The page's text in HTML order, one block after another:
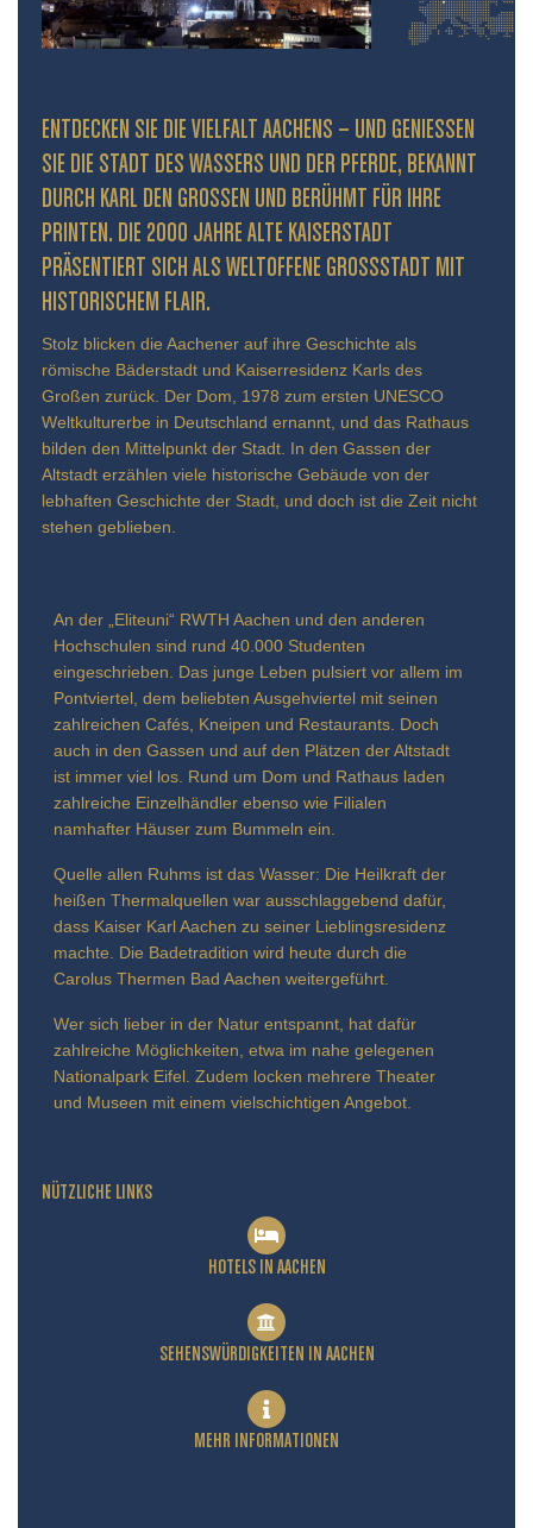
ENTDECKEN SIE DIE VIELFALT AACHENS – UND GENIESSEN S
IE DIE STADT DES WASSERS UND DER PFERDE, BEKANNT D
URCH KARL DEN GROSSEN UND BERÜHMT FÜR IHRE PR
INTEN. DIE 2000 JAHRE ALTE KAISERSTADT PR
ÄSENTIERT SICH ALS WELTOFFENE GROSSSTADT MIT HIS
TORISCHEM FLAIR.
Stolz blicken die Aachener auf ihre Geschichte als
römische Bäderstadt und Kaiserresidenz Karls des
Großen zurück. Der Dom, 1978 zum ersten UNESCO
Weltkulturerbe in Deutschland ernannt, und das Rathaus
bilden den Mittelpunkt der Stadt. In den Gassen der
Altstadt erzählen viele historische Gebäude von der
lebhaften Geschichte der Stadt, und doch ist die Zeit nicht
stehen geblieben.
An der „Eliteuni“ RWTH Aachen und den anderen
Hochschulen sind rund 40.000 Studenten
eingeschrieben. Das junge Leben pulsiert vor allem im
Pontviertel, dem beliebten Ausgehviertel mit seinen
zahlreichen Cafés, Kneipen und Restaurants. Doch
auch in den Gassen und auf den Plätzen der Altstadt
ist immer viel los. Rund um Dom und Rathaus laden
zahlreiche Einzelhändler ebenso wie Filialen
namhafter Häuser zum Bummeln ein.
Quelle allen Ruhms ist das Wasser: Die Heilkraft der
heißen Thermalquellen war ausschlaggebend dafür,
dass Kaiser Karl Aachen zu seiner Lieblingsresidenz
machte. Die Badetradition wird heute durch die
Carolus Thermen Bad Aachen weitergeführt.
Wer sich lieber in der Natur entspannt, hat dafür
zahlreiche Möglichkeiten, etwa im nahe gelegenen
Nationalpark Eifel. Zudem locken mehrere Theater
und Museen mit einem vielschichtigen Angebot.
NÜTZLICHE LINKS
HOTELS IN AACHEN
SEHENSWÜRDIGKEITEN IN AACHEN
MEHR INFORMATIONEN